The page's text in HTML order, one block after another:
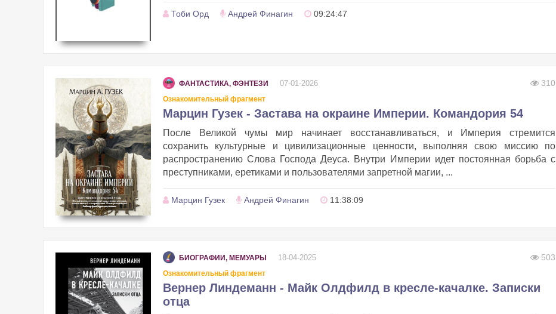
Тоби Орд Андрей Финагин 09:24:47
ФАНТАСТИКА, ФЭНТЕЗИ 07-01-2026 310
Ознакомительный фрагмент
Марцин Гузек - Застава на окраине Империи. Командория 54
После Великой чумы мир начинает восстанавливаться, и Империя стремится
сохранить культурные и цивилизационные ценности, выполняя свою миссию по
распространению Слова Господа Деуса. Внутри Империи идет постоянная борьба с
преступниками, еретиками и пользователями запретной магии, ...
Марцин Гузек Андрей Финагин 11:38:09
БИОГРАФИИ, МЕМУАРЫ 18-04-2025 503
Ознакомительный фрагмент
Вернер Линдеманн - Майк Олдфилд в кресле-качалке. Записки
отца